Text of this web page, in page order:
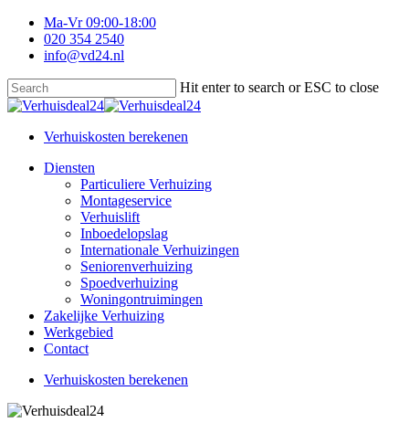
Skip
main
Ma-Vr 09:00-18:00
020 354 2540
info@vd24.nl
Hit enter to search or ESC to close
Close
Verhuiskosten berekenen
Menu
Diensten
Particuliere Verhuizing
Montageservice
Verhuislift
Inboedelopslag
Internationale Verhuizingen
Seniorenverhuizing
Spoedverhuizing
Woningontruimingen
Zakelijke Verhuizing
Werkgebied
Contact
Verhuiskosten berekenen